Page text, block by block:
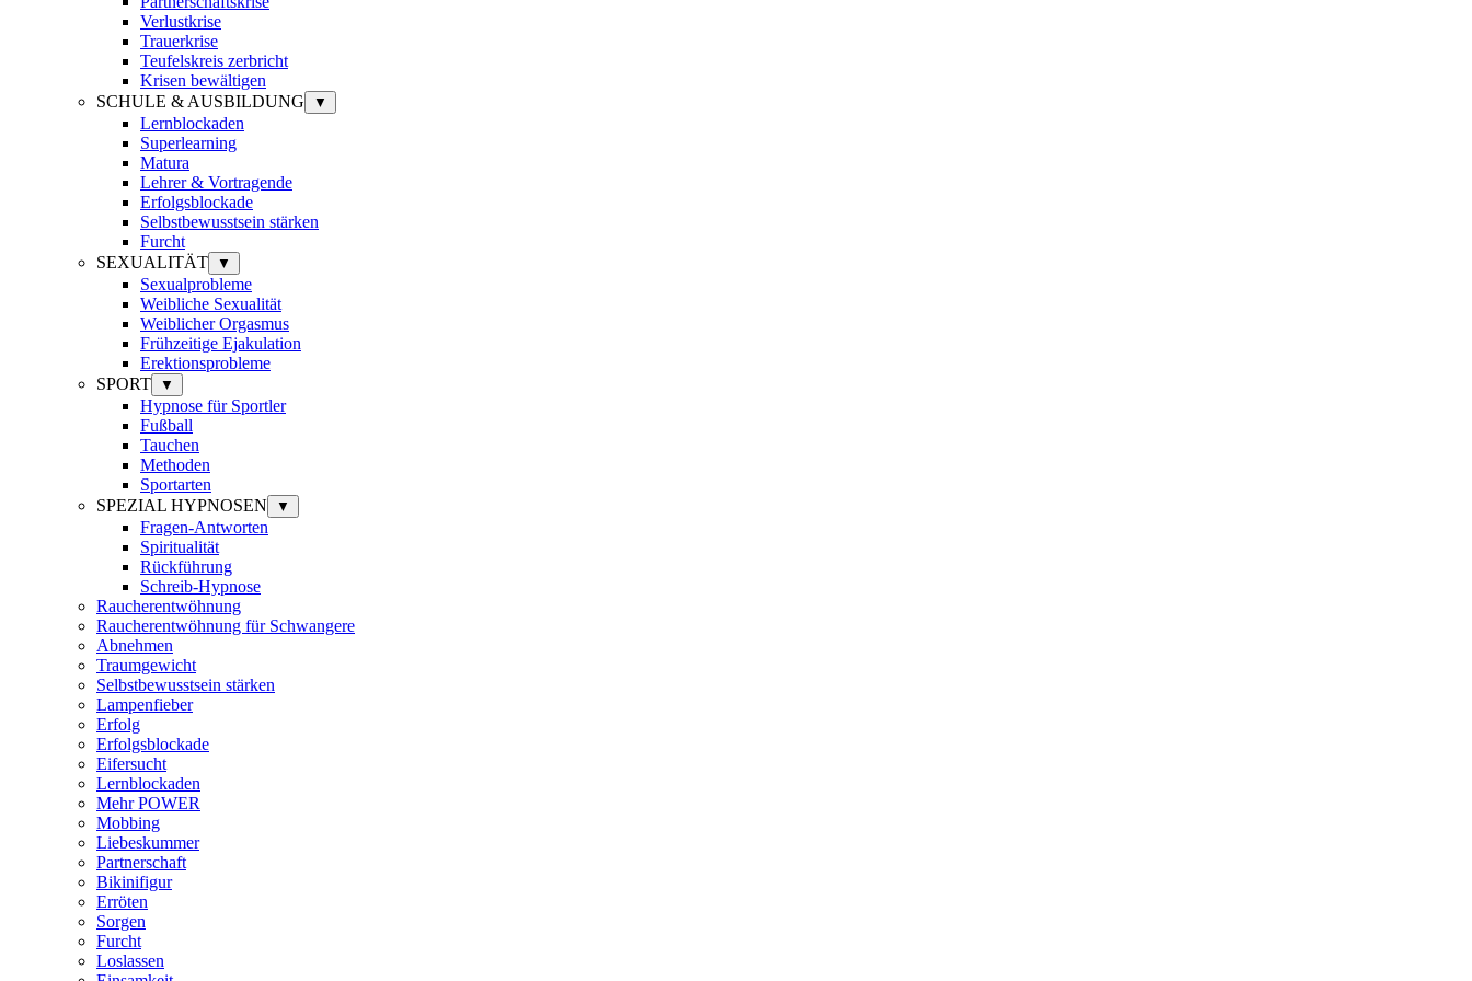
Verlustkrise
Trauerkrise
Teufelskreis zerbricht
Krisen bewältigen
SCHULE & AUSBILDUNG
▼
Lernblockaden
Superlearning
Matura
Lehrer & Vortragende
Erfolgsblockade
Selbstbewusstsein stärken
Furcht
SEXUALITÄT
▼
Sexualprobleme
Weibliche Sexualität
Weiblicher Orgasmus
Frühzeitige Ejakulation
Erektionsprobleme
SPORT
▼
Hypnose für Sportler
Fußball
Tauchen
Methoden
Sportarten
SPEZIAL HYPNOSEN
▼
Fragen-Antworten
Spiritualität
Rückführung
Schreib-Hypnose
Raucherentwöhnung
Raucherentwöhnung für Schwangere
Abnehmen
Traumgewicht
Selbstbewusstsein stärken
Lampenfieber
Erfolg
Erfolgsblockade
Eifersucht
Lernblockaden
Mehr POWER
Mobbing
Liebeskummer
Partnerschaft
Bikinifigur
Erröten
Sorgen
Furcht
Loslassen